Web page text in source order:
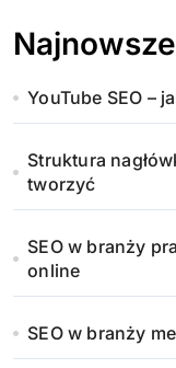
YouTube SEO –
Struktura
tworzyć
SEO w branży
online
SEO w branży